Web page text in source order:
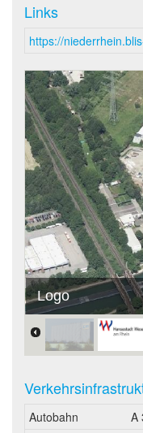
Links
https://
Logo
Autobahn A